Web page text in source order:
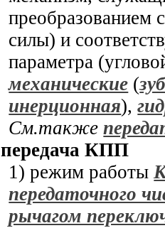
преобразованием
силы) и
параметра
механические (
инерционная),
См.также
передача КПП
1) режим работы
передаточного
рычагом